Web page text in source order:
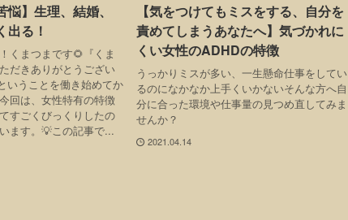
悩】生理、結婚、
出る！
くまつまです🌻『くま
だきありがとうござい
いうことを働き始めてか
回は、女性特有の特徴
すごくびっくりしたの
ます。💡この記事で...
【気をつけてもミスをする、自分を
責めてしまうあなたへ】気づかれに
くい女性のADHDの特徴
うっかりミスが多い、一生懸命仕事をしてい
るのになかなか上手くいかないそんな方へ自
分に合った環境や仕事量の見つめ直してみま
せんか？
2021.04.14